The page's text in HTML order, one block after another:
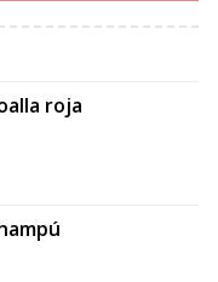
roja